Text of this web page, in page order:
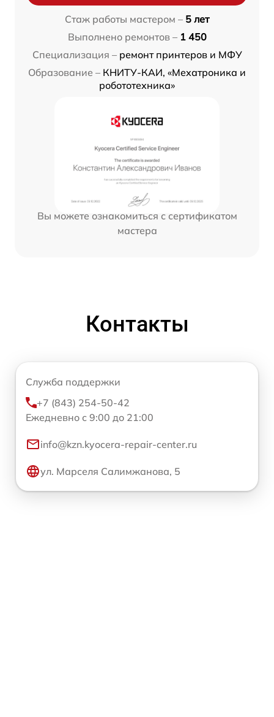
Стаж работы мастером – 5 лет
Выполнено ремонтов – 1 450
Специализация – ремонт принтеров и МФУ
Образование – КНИТУ-КАИ, «Мехатроника и
робототехника»
Вы можете ознакомиться с сертификатом
мастера
Контакты
Служба поддержки
+7 (843) 254-50-42
Ежедневно с 9:00 до 21:00
info@kzn.kyocera-repair-center.ru
ул. Марселя Салимжанова, 5